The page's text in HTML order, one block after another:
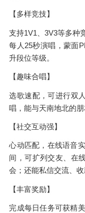
【多样竞技】
支持1V1、3V3等多种
每人25秒演唱，蒙面
升段位等级。
【趣味合唱】
选歌速配，可进行双
唱，能与天南地北的
【社交互动强】
心动匹配，在线语音
间，可扩列交友、在
会；还能私信交流、收
【丰富奖励】
完成每日任务可获精